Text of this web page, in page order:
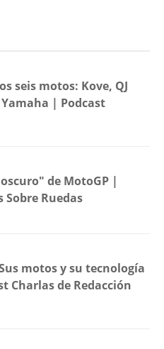
seis motos: Kove, QJ
| Podcast
de MotoGP |
Sobre Ruedas
motos y su tecnología
Charlas de Redacción